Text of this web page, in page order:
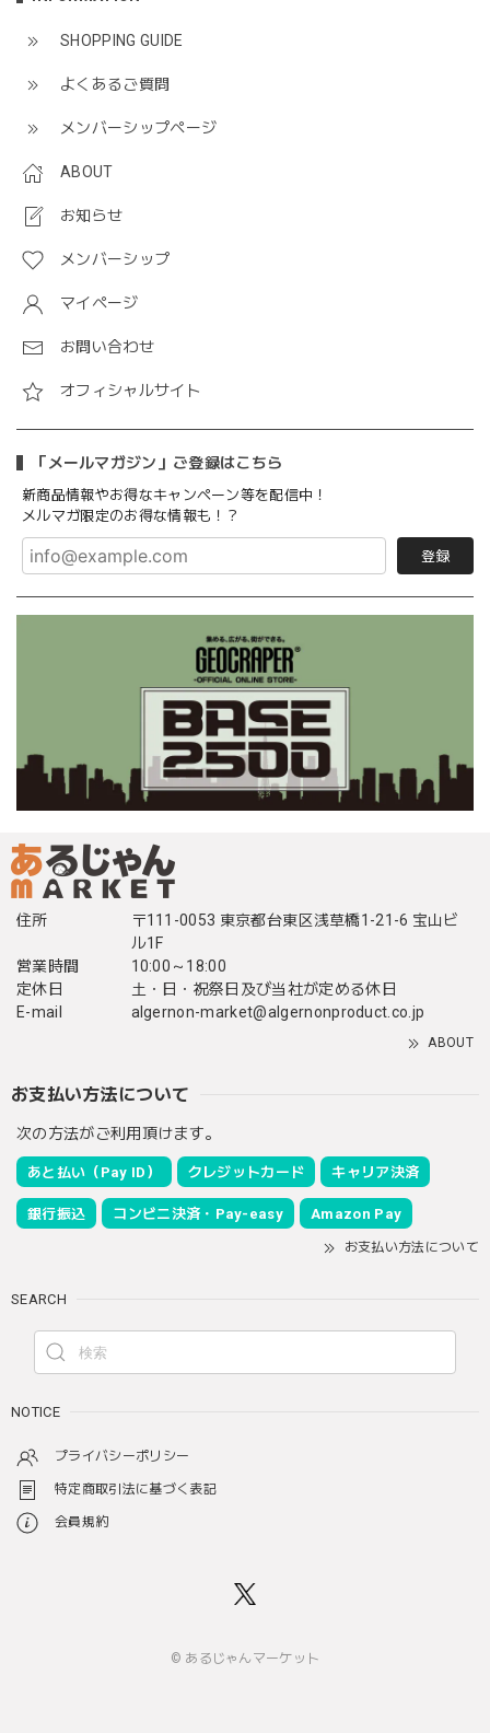
SHOPPING GUIDE
よくあるご質問
メンバーシップページ
ABOUT
お知らせ
メンバーシップ
マイページ
お問い合わせ
オフィシャルサイト
「メールマガジン」ご登録はこちら
新商品情報やお得なキャンペーン等を配信中！
メルマガ限定のお得な情報も！？
登録
住所
〒111-0053 東京都台東区浅草橋1-21-6 宝山ビ
ル1F
営業時間
10:00～18:00
定休日
土・日・祝祭日及び当社が定める休日
E-mail
algernon-market@algernonproduct.co.jp
ABOUT
お支払い方法について
次の方法がご利用頂けます。
あと払い（Pay ID） クレジットカード キャリア決済
銀行振込 コンビニ決済・Pay-easy Amazon Pay
お支払い方法について
SEARCH
NOTICE
プライバシーポリシー
特定商取引法に基づく表記
会員規約
© あるじゃんマーケット